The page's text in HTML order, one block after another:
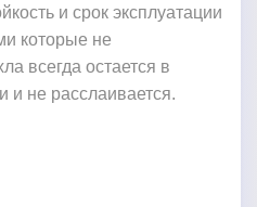
и срок эксплуатации
которые не
всегда остается в
и не расслаивается.